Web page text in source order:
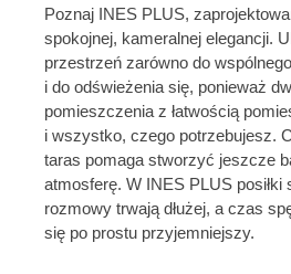
Poznaj INES PLUS,
spokojnej, kameralnej elegancji.
przestrzeń zarówno do
i do odświeżenia się, ponieważ
pomieszczenia z łatwością
i wszystko, czego potrzebujesz.
taras pomaga stworzyć jeszcze
atmosferę. W INES PLUS posiłki
rozmowy trwają dłużej, a czas
się po prostu przyjemniejszy.